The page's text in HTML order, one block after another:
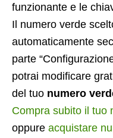
funzionante e le
Il numero verde
automaticamente
parte
potrai modificare
del tuo numero
Compra subito il tuo
oppure acquistare